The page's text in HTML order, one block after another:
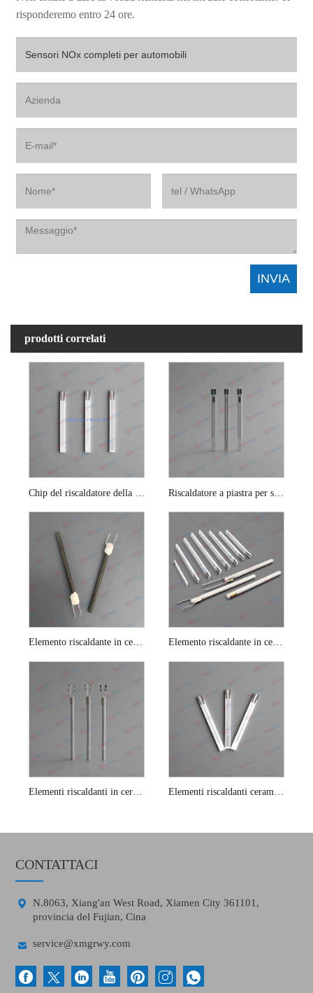
risponderemo entro 24 ore.
prodotti correlati
Elemento riscaldante in ceramica con sensore di ossigeno al nitruro di silicio da 1 ohm Elemento riscaldante in ceramica per sensore di ossigeno dell'automobile
Elementi riscaldanti in ceramica con sensore di ossigeno 13v Elementi riscaldanti ceramici del sensore di ossigeno planare
CONTATTACI

N.8063, Xiang'an West Road, Xiamen City 361101,
provincia del Fujian, Cina
 service@xmgrwy.com